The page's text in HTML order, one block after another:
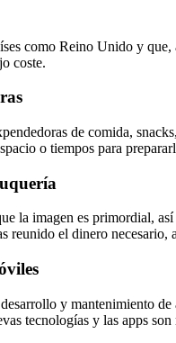
como Reino Unido y
coste.
de comida,
o tiempos para
la imagen es primordial,
reunido el dinero necesario,
y mantenimiento
tecnologías y las apps